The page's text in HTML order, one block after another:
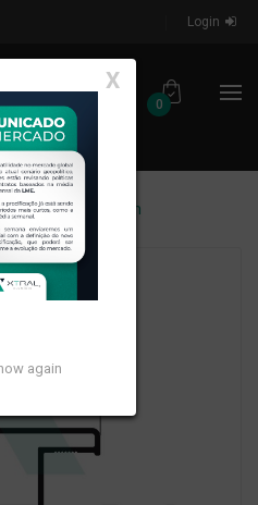
Login
0
X
again
LINEAR: 0,271kg/m